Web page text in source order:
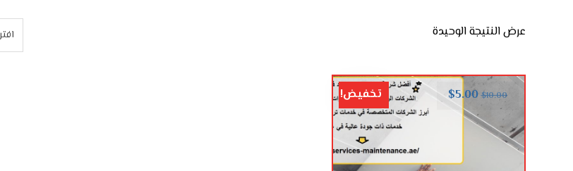
عرض النتيجة الوحيدة
$10.00
$5.00 تخفيض!